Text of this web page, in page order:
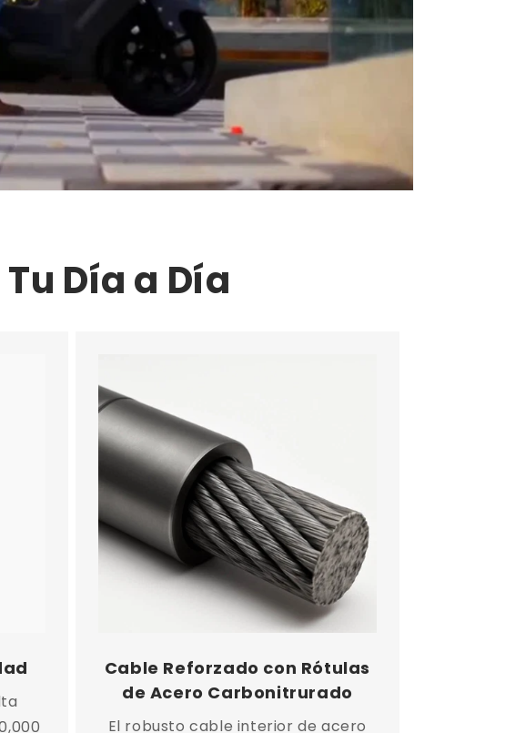
Día a Día
Cable Reforzado con Rótulas
de Acero Carbonitrurado
El robusto cable interior de acero